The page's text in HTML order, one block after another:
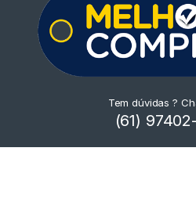
Tem dúvidas ?
(61)